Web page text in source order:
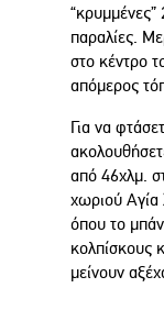
παραλίες.
στο κέντρο
απόμερος
Για να
από 46χλμ.
χωριού Αγία
όπου το
κολπίσκους
μείνουν